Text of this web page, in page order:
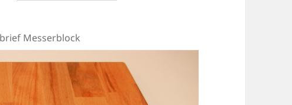
Messerblock